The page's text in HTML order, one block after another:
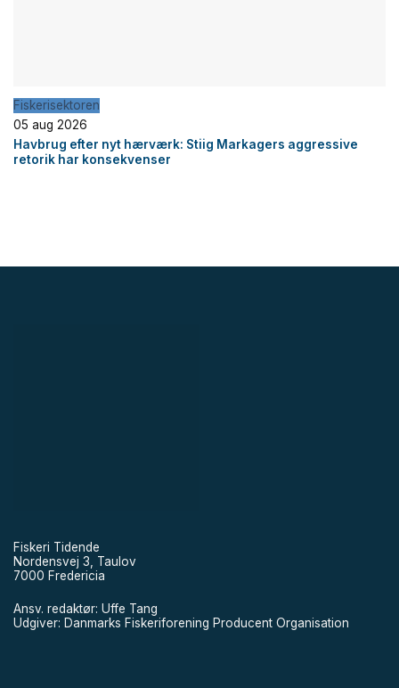
Fiskerisektoren
05 aug 2026
Havbrug efter nyt hærværk: Stiig Markagers aggressive
retorik har konsekvenser
Fiskeri Tidende
Nordensvej 3, Taulov
7000 Fredericia
Ansv. redaktør: Uffe Tang
Udgiver: Danmarks Fiskeriforening Producent Organisation